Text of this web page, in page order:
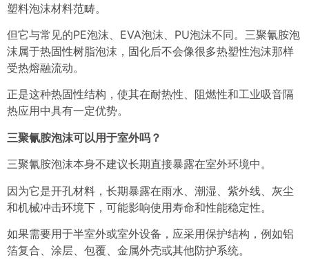
塑料泡沫材料范畴。
但它与常见的PE泡沫、EVA泡沫、PU泡沫不同。三聚氰胺泡
沫属于热固性树脂泡沫，固化后不会像很多热塑性泡沫那样
受热熔融流动。
正是这种热固性结构，使其在耐热性、阻燃性和工业吸音隔
热应用中具有一定优势。
三聚氰胺泡沫可以用于室外吗？
三聚氰胺泡沫本身不建议长期直接暴露在室外环境中。
因为它是开孔材料，长期暴露在雨水、潮湿、紫外线、灰尘
和机械冲击环境下，可能影响使用寿命和性能稳定性。
如果需要用于半室外或室外设备，应采用保护结构，例如铝
箔复合、涂层、包覆、金属外壳或其他防护系统。